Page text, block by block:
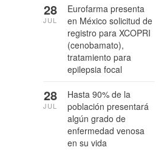
Eurofarma presenta
en México solicitud de
registro para XCOPRI
(cenobamato),
tratamiento para
epilepsia focal
28
JUL
Hasta 90% de la
población presentará
algún grado de
enfermedad venosa
en su vida
28
JUL